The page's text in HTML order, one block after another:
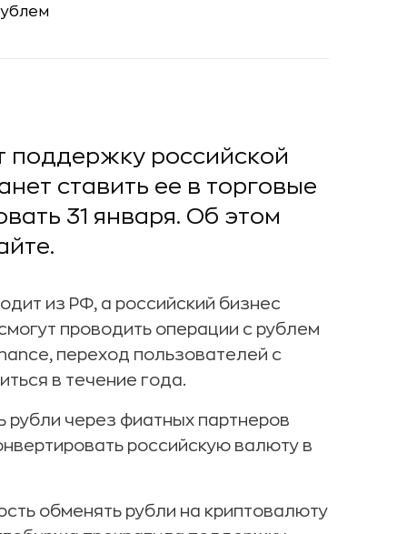
поддержку российской
ставить ее в торговые
31 января. Об этом
из РФ, а российский бизнес
проводить операции с рублем
переход пользователей с
в течение года.
через фиатных партнеров
российскую валюту в
обменять рубли на криптовалюту